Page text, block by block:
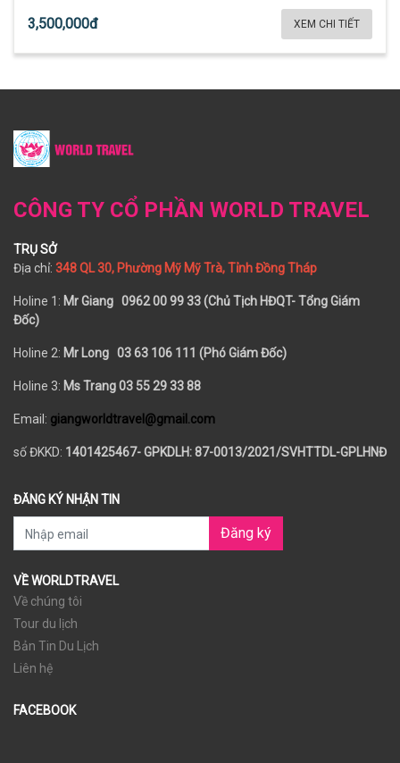
3,500,000đ XEM CHI TIẾT
CÔNG TY CỔ PHẦN WORLD TRAVEL
TRỤ SỞ
Địa chỉ: 348 QL 30, Phường Mỹ Mỹ Trà, Tỉnh Đồng Tháp
Holine 1: Mr Giang 0962 00 99 33 (Chủ Tịch HĐQT- Tổng Giám
Đốc)
Holine 2: Mr Long 03 63 106 111 (Phó Giám Đốc)
Holine 3: Ms Trang 03 55 29 33 88
Email: giangworldtravel@gmail.com
số ĐKKD: 1401425467- GPKDLH: 87-0013/2021/SVHTTDL-GPLHNĐ
ĐĂNG KÝ NHẬN TIN
Đăng ký
VỀ WORLDTRAVEL
Về chúng tôi
Tour du lịch
Bản Tin Du Lịch
Liên hệ
FACEBOOK